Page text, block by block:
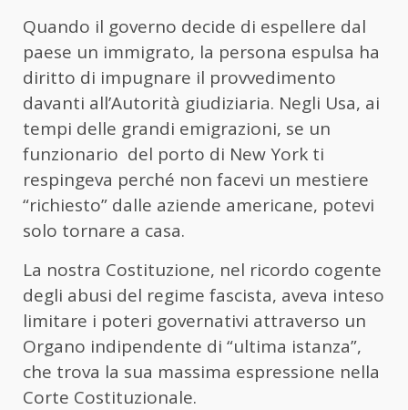
Quando il governo decide di espellere dal
paese un immigrato, la persona espulsa ha
diritto di impugnare il provvedimento
davanti all’Autorità giudiziaria. Negli Usa, ai
tempi delle grandi emigrazioni, se un
funzionario del porto di New York ti
respingeva perché non facevi un mestiere
“richiesto” dalle aziende americane, potevi
solo tornare a casa.
La nostra Costituzione, nel ricordo cogente
degli abusi del regime fascista, aveva inteso
limitare i poteri governativi attraverso un
Organo indipendente di “ultima istanza”,
che trova la sua massima espressione nella
Corte Costituzionale.